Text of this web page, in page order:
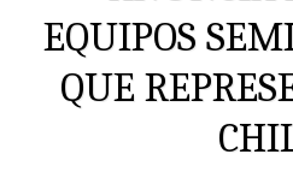
EQUIPOS
QUE